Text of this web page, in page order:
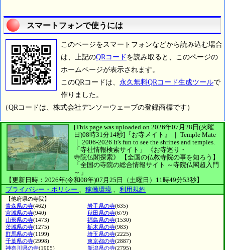
スマートフォンで使うには
このページをスマートフォンなどから読み込む場合
は、上記のQRコード を読み取ると、このページの
ホームページが表示されます。
このQRコードは、 永久無料QRコード生成ツールで
作りました。
（QRコードは、株式会社デンソーウェーブの登録商標です）
[This page was uploaded on 2026年07月28日(火曜
日)08時31分14秒] 『お寺メイト』 ｜ Temple Mate
｜ 2006-2026 It's fun to see the shrines and temples.
「寺社情報検索サイト」
《お寺巡り・
寺院仏閣探索》
【全国の仏教寺院の事を知ろう】
「全国の寺院の総合情報サイト ～寺院仏閣超入門
～」
【更新日時：2026年(令和08年)07月25日（土曜日）11時49分53秒】
プライバシー・ポリシー 、 稼働環境 、 利用規約
【他府県の寺院】
青森県の寺(462) 岩手県の寺(635)
宮城県の寺(940) 秋田県の寺(679)
山形県の寺(1473) 福島県の寺(1530)
茨城県の寺(1275) 栃木県の寺(983)
群馬県の寺(1199) 埼玉県の寺(2225)
千葉県の寺(2998) 東京都の寺(2887)
神奈川県の寺(1905) 新潟県の寺(2795)